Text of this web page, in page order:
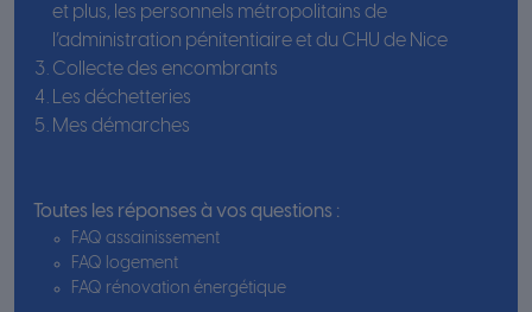
et plus, les personnels métropolitains de
l’administration pénitentiaire et du CHU de Nice
Collecte des encombrants
Les déchetteries
Mes démarches
Toutes les réponses à vos questions :
FAQ assainissement
FAQ logement
FAQ rénovation énergétique